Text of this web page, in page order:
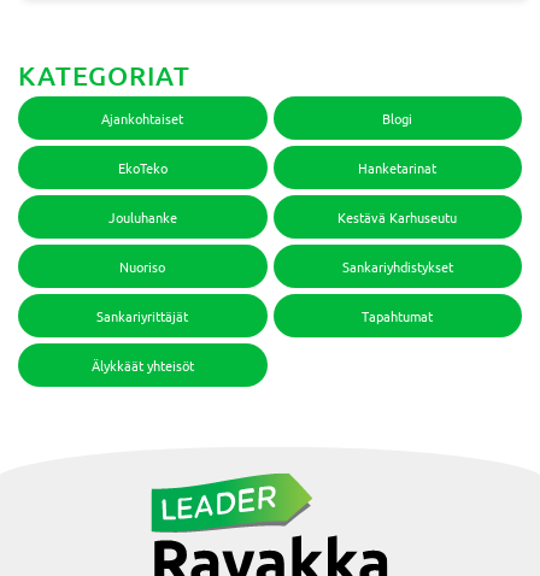
KATEGORIAT
Ajankohtaiset Blogi
EkoTeko Hanketarinat
Jouluhanke Kestävä Karhuseutu
Nuoriso Sankariyhdistykset
Sankariyrittäjät Tapahtumat
Älykkäät yhteisöt